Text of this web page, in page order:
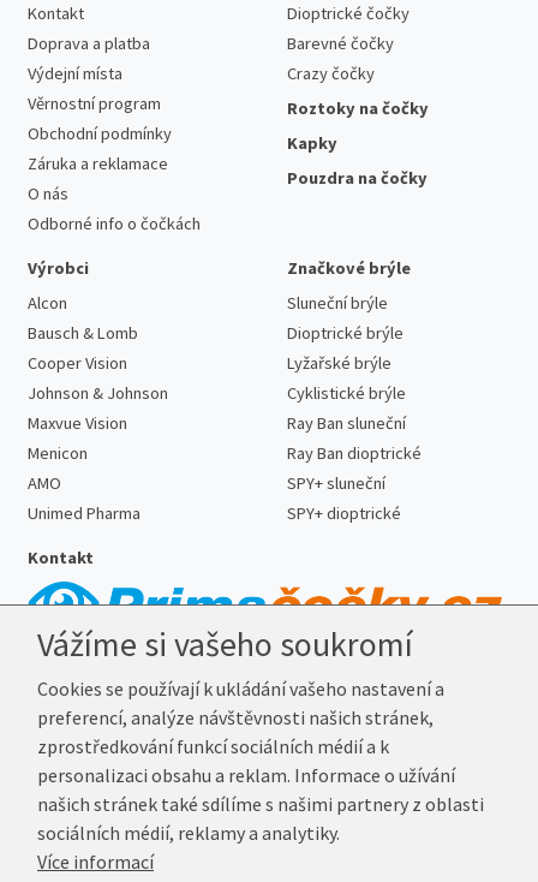
Kontakt
Doprava a platba
Výdejní místa
Věrnostní program
Obchodní podmínky
Záruka a reklamace
O nás
Odborné info o čočkách
Dioptrické čočky
Barevné čočky
Crazy čočky
Roztoky na čočky
Kapky
Pouzdra na čočky
Výrobci
Alcon
Bausch & Lomb
Cooper Vision
Johnson & Johnson
Maxvue Vision
Menicon
AMO
Unimed Pharma
Značkové brýle
Sluneční brýle
Dioptrické brýle
Lyžařské brýle
Cyklistické brýle
Ray Ban sluneční
Ray Ban dioptrické
SPY+ sluneční
SPY+ dioptrické
Kontakt
E-mail:info@prima-cocky.cz
Reklamační adresa
Andrea Votavová
Revoluční 1017
290 01 Poděbrady
Vážíme si vašeho soukromí
Cookies se používají k ukládání vašeho nastavení a
preferencí, analýze návštěvnosti našich stránek,
zprostředkování funkcí sociálních médií a k
personalizaci obsahu a reklam. Informace o užívání
našich stránek také sdílíme s našimi partnery z oblasti
sociálních médií, reklamy a analytiky.
Více informací